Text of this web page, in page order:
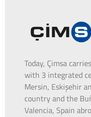
Today, Çimsa
with 3 integrated
Mersin, Eskişehir
country and the
Valencia, Spain